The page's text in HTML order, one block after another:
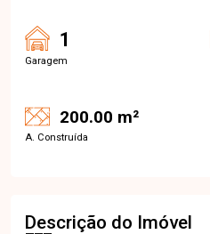
1
Garagem
200.00 m²
A. Construída
Descrição do Imóvel